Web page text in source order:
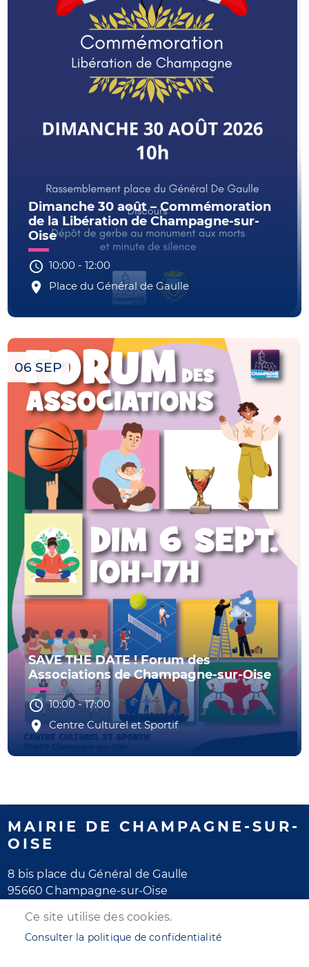
Dimanche 30 août – Commémoration
de la Libération de Champagne-sur-
Oise
10:00 -12:00
Place du Général de Gaulle
06 SEP
SAVE THE DATE ! Forum des
Associations de Champagne-sur-Oise
10:00-17:00
Centre Culturel et Sportif
MAIRIE DE CHAMPAGNE-SUR-
OISE
8 bis place du Général de Gaulle
95660 Champagne-sur-Oise
Horaires d'ouverture
Ce site utilise des cookies.
Consulter la politique de confidentialité